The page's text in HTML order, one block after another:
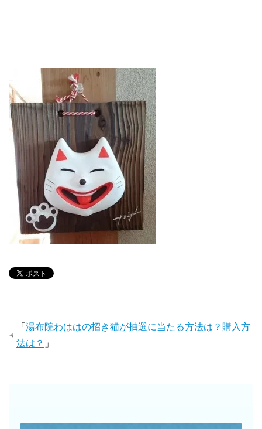
「 湯布院わははの招き猫が抽選に当たる方法は？購入方
法は？ 」